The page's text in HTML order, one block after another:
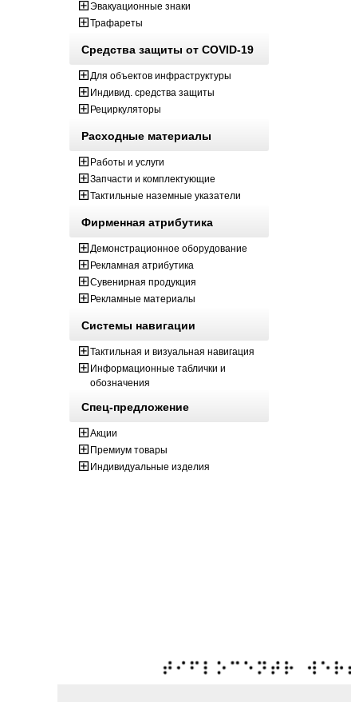
Эвакуационные знаки
Трафареты
Средства защиты от COVID-19
Для объектов инфраструктуры
Индивид. средства защиты
Рециркуляторы
Расходные материалы
Работы и услуги
Запчасти и комплектующие
Тактильные наземные указатели
Фирменная атрибутика
Демонстрационное оборудование
Рекламная атрибутика
Сувенирная продукция
Рекламные материалы
Системы навигации
Тактильная и визуальная навигация
Информационные таблички и
обозначения
Спец-предложение
Акции
Премиум товары
Индивидуальные изделия